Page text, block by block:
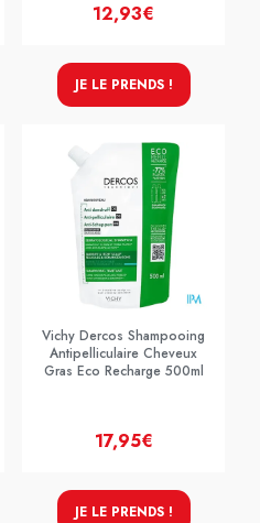
12,93€
JE LE PRENDS !
Vichy Dercos Shampooing
Antipelliculaire Cheveux
Gras Eco Recharge 500ml
17,95€
JE LE PRENDS !